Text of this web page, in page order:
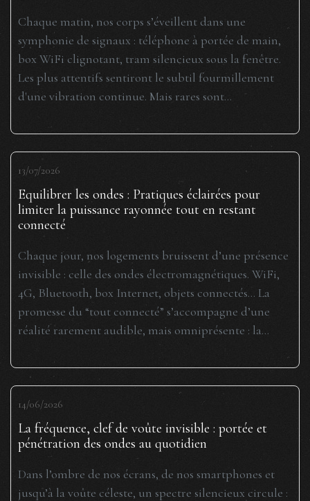
Chaque matin, nos corps s’éveillent dans une
symphonie de signaux : téléphone à portée de main,
box WiFi clignotant, tram silencieux sous la fenêtre.
Les plus attentifs sentiront le subtil fourmillement
d'une vibration continue. Mais rares sont...
13/07/2026
Equilibrer les ondes : Pratiques éclairées pour
limiter la puissance rayonnée tout en restant
connecté
Chaque jour, nos logements bruissent d’une présence
invisible : celle des ondes électromagnétiques. WiFi,
4G, Bluetooth, box Internet, objets connectés… La
promesse du “tout connecté” s’accompagne d’une
réalité rarement audible, mais omniprésente : la...
14/06/2026
La fréquence, clef de voûte invisible : portée et
pénétration des ondes au quotidien
Dans l’ombre de nos écrans, de nos smartphones et
jusqu’à la voûte céleste, un spectre silencieux circule :